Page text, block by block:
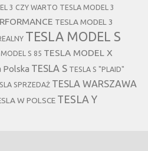
3 CZY WARTO TESLA MODEL 3
TESLA MODEL 3
TESLA MODEL S
S 85 TESLA MODEL X
Polska TESLA S TESLA S "PLAID"
SPRZEDAŻ TESLA WARSZAWA
W POLSCE TESLA Y